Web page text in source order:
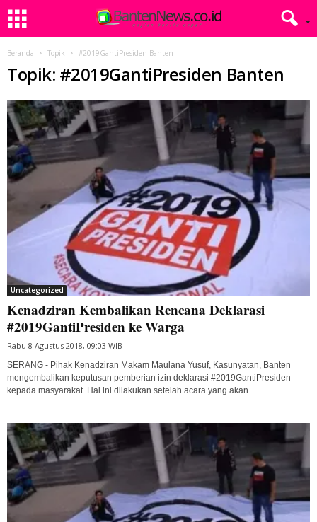
Beranda Topik #2019GantiPresiden Banten
Topik: #2019GantiPresiden Banten
Uncategorized
Kenadziran Kembalikan Rencana Deklarasi
#2019GantiPresiden ke Warga
Rabu 8 Agustus 2018, 09:03 WIB
SERANG - Pihak Kenadziran Makam Maulana Yusuf, Kasunyatan, Banten
mengembalikan keputusan pemberian izin deklarasi #2019GantiPresiden
kepada masyarakat. Hal ini dilakukan setelah acara yang akan...